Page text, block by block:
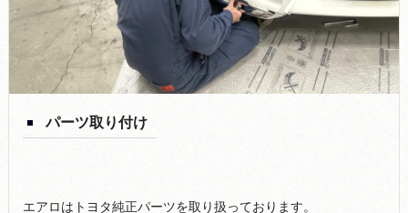
パーツ取り付け
エアロはトヨタ純正パーツを取り扱っております。